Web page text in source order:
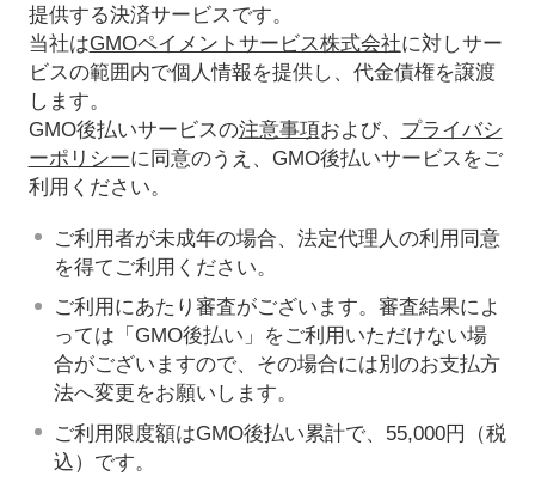
提供する決済サービスです。
当社はGMOペイメントサービス株式会社に対しサー
ビスの範囲内で個人情報を提供し、代金債権を譲渡
します。
GMO後払いサービスの注意事項および、 プライバシ
ーポリシーに同意のうえ、GMO後払いサービスをご
利用ください。
ご利用者が未成年の場合、法定代理人の利用同意
を得てご利用ください。
ご利用にあたり審査がございます。審査結果によ
っては「GMO後払い」をご利用いただけない場
合がございますので、その場合には別のお支払方
法へ変更をお願いします。
ご利用限度額はGMO後払い累計で、55,000円（税
込）です。